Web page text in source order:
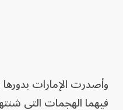
وأصدرت الإمارات
فيهما الهجمات التي